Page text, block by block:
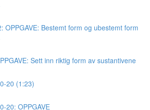
OPPGAVE: Bestemt form og ubestemt form
Sett inn riktig form av sustantivene
20 (1:23)
20: OPPGAVE